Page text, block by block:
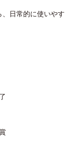
日常的に使いやす